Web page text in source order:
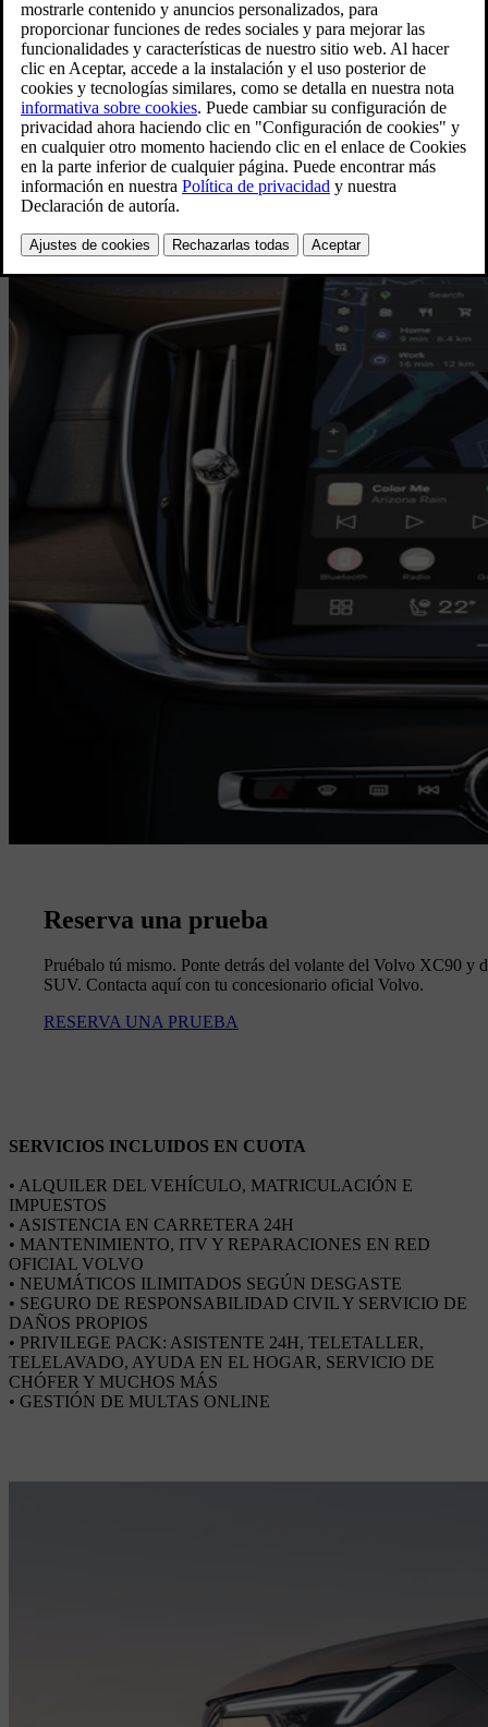
En Volvo te garantizamos la fecha de entrega prevista de
tu vehículo, proporcionándote – en caso de cualquier
contratiempo- un Volvo de gama similar y durante el
tiempo que transcurriera hasta la entrega, sin ningún coste
para ti. Consulta en tu concesionario.
Reserva una prueba
Pruébalo tú mismo. Ponte detrás del volante del Volvo XC90 y
SUV. Contacta aquí con tu concesionario oficial Volvo.
RESERVA UNA PRUEBA
SERVICIOS INCLUIDOS EN CUOTA
• ALQUILER DEL VEHÍCULO, MATRICULACIÓN E
IMPUESTOS
• ASISTENCIA EN CARRETERA 24H
• MANTENIMIENTO, ITV Y REPARACIONES EN RED
OFICIAL VOLVO
• NEUMÁTICOS ILIMITADOS SEGÚN DESGASTE
• SEGURO DE RESPONSABILIDAD CIVIL Y SERVICIO DE
DAÑOS PROPIOS
• PRIVILEGE PACK: ASISTENTE 24H, TELETALLER,
TELELAVADO, AYUDA EN EL HOGAR, SERVICIO DE
CHÓFER Y MUCHOS MÁS
• GESTIÓN DE MULTAS ONLINE